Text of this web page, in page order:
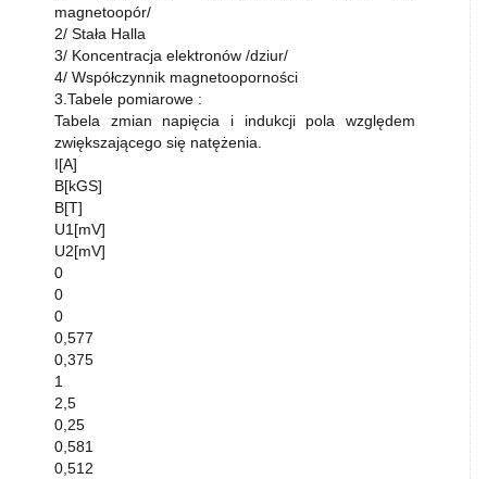
magnetoopór/
2/ Stała Halla
3/ Koncentracja elektronów /dziur/
4/ Współczynnik magnetooporności
3.Tabele pomiarowe :
Tabela zmian napięcia i indukcji pola względem
zwiększającego się natężenia.
I[A]
B[kGS]
B[T]
U1[mV]
U2[mV]
0
0
0
0,577
0,375
1
2,5
0,25
0,581
0,512